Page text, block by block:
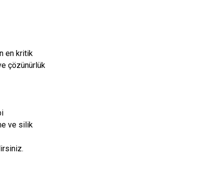
en kritik
çözünürlük
ve silik